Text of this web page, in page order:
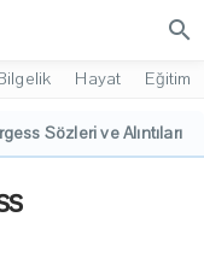
search
Hayat Eğitim
Sözleri ve Alıntıları